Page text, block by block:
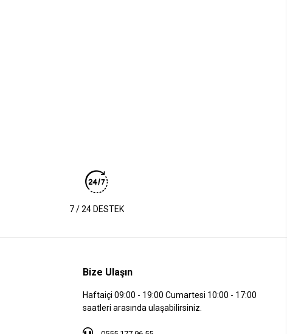
7 / 24 DESTEK
Bize Ulaşın
Haftaiçi 09:00 - 19:00 Cumartesi 10:00 - 17:00
saatleri arasında ulaşabilirsiniz.